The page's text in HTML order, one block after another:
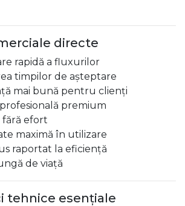
directe
rapidă a fluxurilor
timpilor de așteptare
mai bună pentru clienți
premium
fără efort
maximă în utilizare
raportat la eficiență
de viață
tehnice esențiale